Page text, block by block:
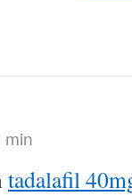
tadalafil